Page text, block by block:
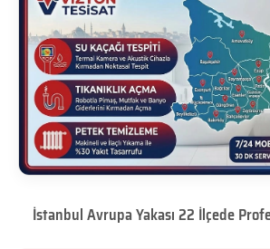
İstanbul Avrupa Yakası 22 İlçede